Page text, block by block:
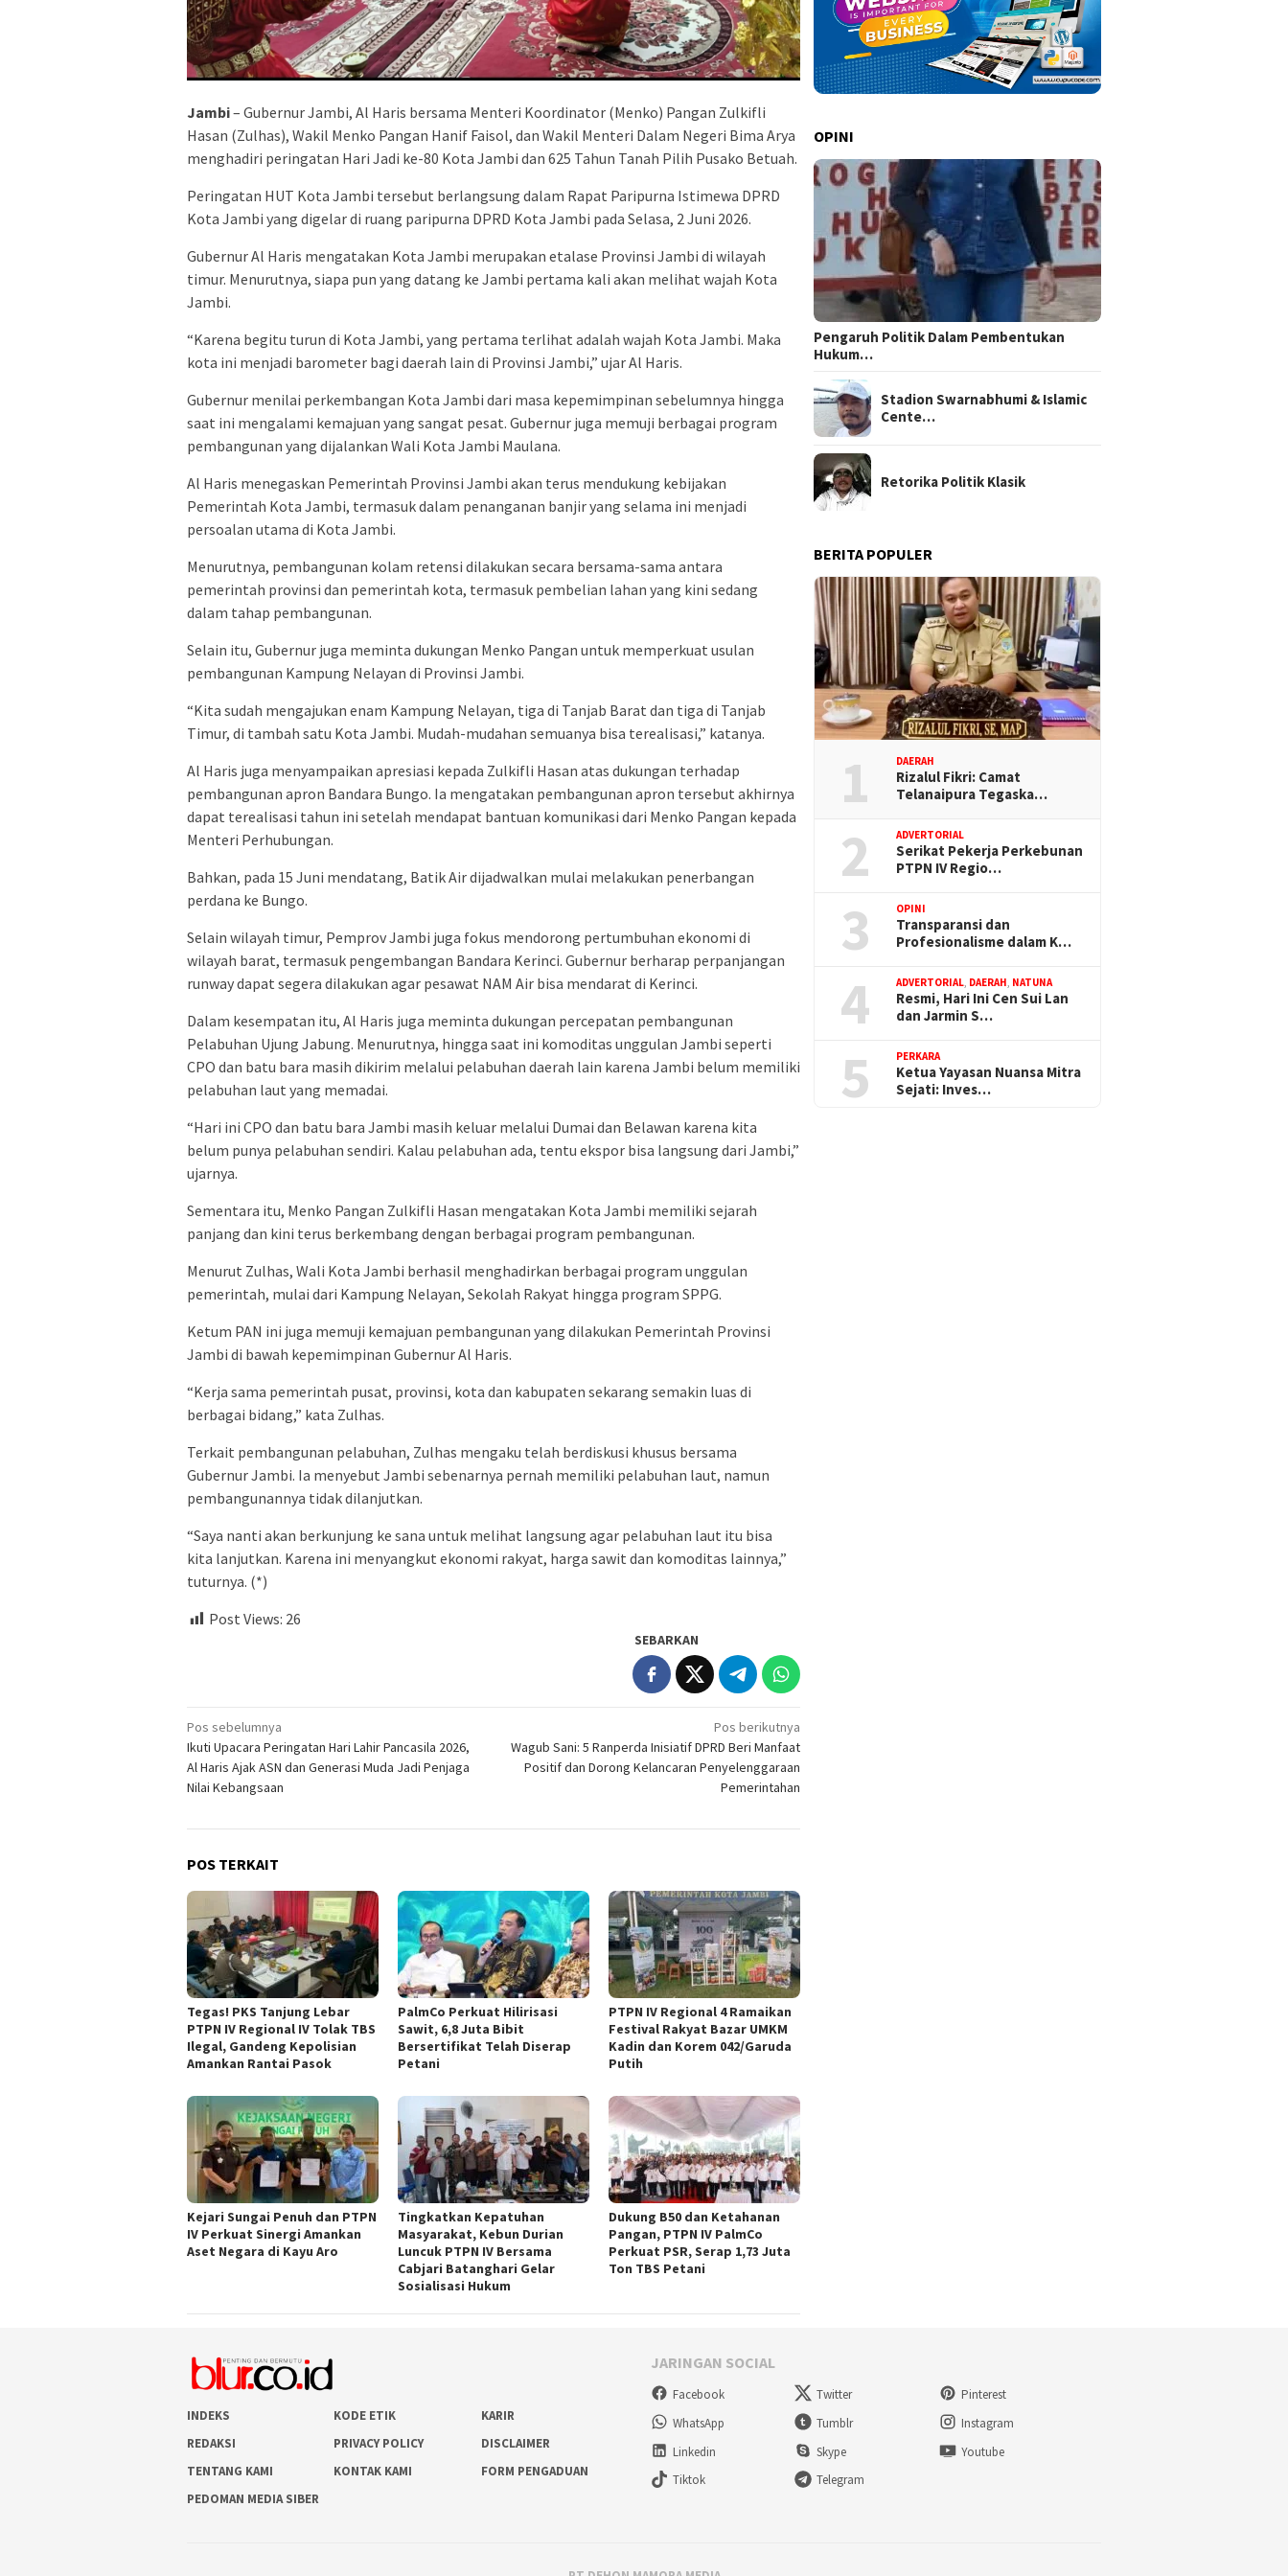
Jambi– Gubernur Jambi, Al Haris bersama Menteri Koordinator (Menko) Pangan Zulkifli
Hasan (Zulhas), Wakil Menko Pangan Hanif Faisol, dan Wakil Menteri Dalam Negeri Bima Arya
menghadiri peringatan Hari Jadi ke-80 Kota Jambi dan 625 Tahun Tanah Pilih Pusako Betuah.
Peringatan HUT Kota Jambi tersebut berlangsung dalam Rapat Paripurna Istimewa DPRD
Kota Jambi yang digelar di ruang paripurna DPRD Kota Jambi pada Selasa, 2 Juni 2026.
Gubernur Al Haris mengatakan Kota Jambi merupakan etalase Provinsi Jambi di wilayah
timur. Menurutnya, siapa pun yang datang ke Jambi pertama kali akan melihat wajah Kota
Jambi.
“Karena begitu turun di Kota Jambi, yang pertama terlihat adalah wajah Kota Jambi. Maka
kota ini menjadi barometer bagi daerah lain di Provinsi Jambi,” ujar Al Haris.
Gubernur menilai perkembangan Kota Jambi dari masa kepemimpinan sebelumnya hingga
saat ini mengalami kemajuan yang sangat pesat. Gubernur juga memuji berbagai program
pembangunan yang dijalankan Wali Kota Jambi Maulana.
Al Haris menegaskan Pemerintah Provinsi Jambi akan terus mendukung kebijakan
Pemerintah Kota Jambi, termasuk dalam penanganan banjir yang selama ini menjadi
persoalan utama di Kota Jambi.
Menurutnya, pembangunan kolam retensi dilakukan secara bersama-sama antara
pemerintah provinsi dan pemerintah kota, termasuk pembelian lahan yang kini sedang
dalam tahap pembangunan.
Selain itu, Gubernur juga meminta dukungan Menko Pangan untuk memperkuat usulan
pembangunan Kampung Nelayan di Provinsi Jambi.
“Kita sudah mengajukan enam Kampung Nelayan, tiga di Tanjab Barat dan tiga di Tanjab
Timur, di tambah satu Kota Jambi. Mudah-mudahan semuanya bisa terealisasi,” katanya.
Al Haris juga menyampaikan apresiasi kepada Zulkifli Hasan atas dukungan terhadap
pembangunan apron Bandara Bungo. Ia mengatakan pembangunan apron tersebut akhirnya
dapat terealisasi tahun ini setelah mendapat bantuan komunikasi dari Menko Pangan kepada
Menteri Perhubungan.
Bahkan, pada 15 Juni mendatang, Batik Air dijadwalkan mulai melakukan penerbangan
perdana ke Bungo.
Selain wilayah timur, Pemprov Jambi juga fokus mendorong pertumbuhan ekonomi di
wilayah barat, termasuk pengembangan Bandara Kerinci. Gubernur berharap perpanjangan
runway dapat segera dilakukan agar pesawat NAM Air bisa mendarat di Kerinci.
Dalam kesempatan itu, Al Haris juga meminta dukungan percepatan pembangunan
Pelabuhan Ujung Jabung. Menurutnya, hingga saat ini komoditas unggulan Jambi seperti
CPO dan batu bara masih dikirim melalui pelabuhan daerah lain karena Jambi belum memiliki
pelabuhan laut yang memadai.
“Hari ini CPO dan batu bara Jambi masih keluar melalui Dumai dan Belawan karena kita
belum punya pelabuhan sendiri. Kalau pelabuhan ada, tentu ekspor bisa langsung dari Jambi,”
ujarnya.
Sementara itu, Menko Pangan Zulkifli Hasan mengatakan Kota Jambi memiliki sejarah
panjang dan kini terus berkembang dengan berbagai program pembangunan.
Menurut Zulhas, Wali Kota Jambi berhasil menghadirkan berbagai program unggulan
pemerintah, mulai dari Kampung Nelayan, Sekolah Rakyat hingga program SPPG.
Ketum PAN ini juga memuji kemajuan pembangunan yang dilakukan Pemerintah Provinsi
Jambi di bawah kepemimpinan Gubernur Al Haris.
“Kerja sama pemerintah pusat, provinsi, kota dan kabupaten sekarang semakin luas di
berbagai bidang,” kata Zulhas.
Terkait pembangunan pelabuhan, Zulhas mengaku telah berdiskusi khusus bersama
Gubernur Jambi. Ia menyebut Jambi sebenarnya pernah memiliki pelabuhan laut, namun
pembangunannya tidak dilanjutkan.
“Saya nanti akan berkunjung ke sana untuk melihat langsung agar pelabuhan laut itu bisa
kita lanjutkan. Karena ini menyangkut ekonomi rakyat, harga sawit dan komoditas lainnya,”
tuturnya. (*)
Post Views: 26
SEBARKAN
Navigasi
pos
Pos sebelumnya
Ikuti Upacara Peringatan Hari Lahir Pancasila 2026,
Al Haris Ajak ASN dan Generasi Muda Jadi Penjaga
Nilai Kebangsaan
Pos berikutnya
Wagub Sani: 5 Ranperda Inisiatif DPRD Beri Manfaat
Positif dan Dorong Kelancaran Penyelenggaraan
Pemerintahan
POS TERKAIT
Tegas! PKS Tanjung Lebar
PTPN IV Regional IV Tolak TBS
Ilegal, Gandeng Kepolisian
Amankan Rantai Pasok
PalmCo Perkuat Hilirisasi
Sawit, 6,8 Juta Bibit
Bersertifikat Telah Diserap
Petani
PTPN IV Regional 4 Ramaikan
Festival Rakyat Bazar UMKM
Kadin dan Korem 042/Garuda
Putih
Kejari Sungai Penuh dan PTPN
IV Perkuat Sinergi Amankan
Aset Negara di Kayu Aro
Tingkatkan Kepatuhan
Masyarakat, Kebun Durian
Luncuk PTPN IV Bersama
Cabjari Batanghari Gelar
Sosialisasi Hukum
Dukung B50 dan Ketahanan
Pangan, PTPN IV PalmCo
Perkuat PSR, Serap 1,73 Juta
Ton TBS Petani
OPINI
Pengaruh Politik Dalam Pembentukan
Hukum…
Stadion Swarnabhumi & Islamic
Cente…
Retorika Politik Klasik
BERITA POPULER
1 DAERAH
Rizalul Fikri: Camat
Telanaipura Tegaska…
2 ADVERTORIAL
Serikat Pekerja Perkebunan
PTPN IV Regio…
3 OPINI
Transparansi dan
Profesionalisme dalam K…
4 ADVERTORIAL, DAERAH, NATUNA
Resmi, Hari Ini Cen Sui Lan
dan Jarmin S…
5 PERKARA
Ketua Yayasan Nuansa Mitra
Sejati: Inves…
INDEKS KODE ETIK
KARIR
REDAKSI
PRIVACY POLICY
DISCLAIMER
TENTANG KAMI
KONTAK KAMI
FORM PENGADUAN
PEDOMAN MEDIA SIBER
JARINGAN SOCIAL
Facebook Twitter
Pinterest
WhatsApp
Tumblr
Instagram
Linkedin
Skype
Youtube
Tiktok
Telegram